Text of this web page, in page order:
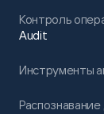
Контроль
Audit
Инструменты
Распознавание